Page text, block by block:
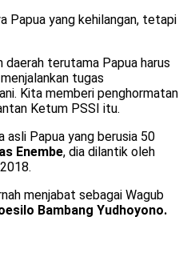
Papua yang kehilangan, tetapi
daerah terutama Papua harus
tugas
Kita memberi penghormatan
Ketum PSSI itu.
asli Papua yang berusia 50
Enembe, dia dilantik oleh
menjabat sebagai Wagub
Bambang Yudhoyono.